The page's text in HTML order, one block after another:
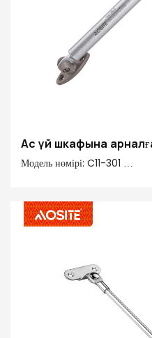
Ас үй шкафына
Модель нөмірі: C11-301
Ортасынан ортасына: 245 мм
Инсульт: 90 мм
Штанганың аяқталуы: Ridgid
Қосымша функциялар:
тоқтату/ Гидравликалық қос